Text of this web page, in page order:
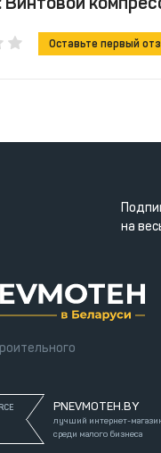
Оставьте первый
на
PNEVMOTEH.BY
лучший интернет-
среди малого бизнеса